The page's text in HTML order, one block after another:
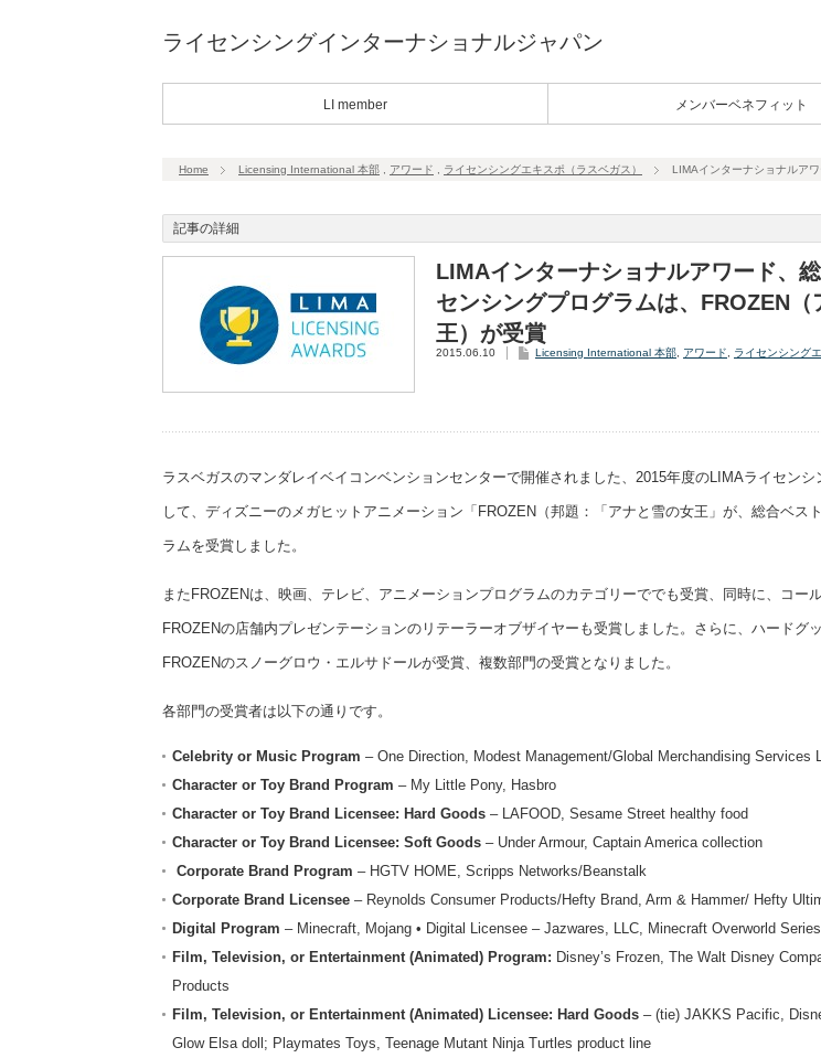
ライセンシングインターナショナルジャパン
LI member メンバーベネフィット
Home Licensing International 本部 アワード ライセンシングエキスポ（ラスベガス） LIMAインターナショナルア
記事の詳細
LIMAインターナショナルアワード、
センシングプログラムは、FROZEN（
王）が受賞
2015.06.10 Licensing International 本部 アワード ライセンシング
ラスベガスのマンダレイベイコンベンションセンターで開催されました、2015年度のLIMAライセンシ
して、ディズニーのメガヒットアニメーション「FROZEN（邦題：「アナと雪の女王」が、総合ベス
ラムを受賞しました。
またFROZENは、映画、テレビ、アニメーションプログラムのカテゴリーででも受賞、同時に、コール
FROZENの店舗内プレゼンテーションのリテーラーオブザイヤーも受賞しました。さらに、ハードグッ
FROZENのスノーグロウ・エルサドールが受賞、複数部門の受賞となりました。
各部門の受賞者は以下の通りです。
Celebrity or Music Program – One Direction, Modest Management/Global Merchandising Services
Character or Toy Brand Program – My Little Pony, Hasbro
Character or Toy Brand Licensee: Hard Goods – LAFOOD, Sesame Street healthy food
Character or Toy Brand Licensee: Soft Goods – Under Armour, Captain America collection
Corporate Brand Program – HGTV HOME, Scripps Networks/Beanstalk
Corporate Brand Licensee – Reynolds Consumer Products/Hefty Brand, Arm & Hammer/ Hefty
Digital Program – Minecraft, Mojang • Digital Licensee – Jazwares, LLC, Minecraft Overworld
Film, Television, or Entertainment (Animated) Program: Disney’s Frozen, The Walt Disney
Products
Film, Television, or Entertainment (Animated) Licensee: Hard Goods – (tie) JAKKS Pacific,
Glow Elsa doll; Playmates Toys, Teenage Mutant Ninja Turtles product line